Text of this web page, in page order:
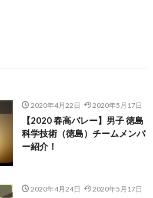
2020年4月22日 2020年5月17日
【2020 春高バレー】男子 徳島
科学技術（徳島）チームメンバ
ー紹介！
2020年4月24日 2020年5月17日